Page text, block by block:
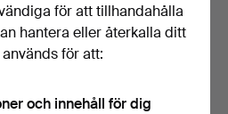
670. PIERRE-AUGUSTE
RENOIR. "La danse à la
camp…
för att tillhandahålla
hantera eller återkalla ditt
för att:
och innehåll för dig